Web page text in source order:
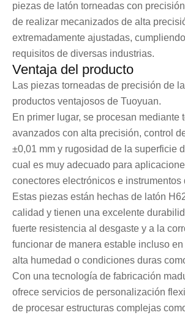
piezas de latón torneadas con
de realizar mecanizados de alta
extremadamente ajustadas,
requisitos de diversas industrias.
Ventaja del producto
Las piezas torneadas de precisión de
productos ventajosos de Tuoyuan.
En primer lugar, se procesan mediante
avanzados con alta precisión, control
±0,01 mm y rugosidad de la superficie
cual es muy adecuado para
conectores electrónicos e instrumentos
Estas piezas están hechas de latón
calidad y tienen una excelente
fuerte resistencia al desgaste y a la
funcionar de manera estable incluso
alta humedad o condiciones duras
Con una tecnología de fabricación
ofrece servicios de personalización
de procesar estructuras complejas